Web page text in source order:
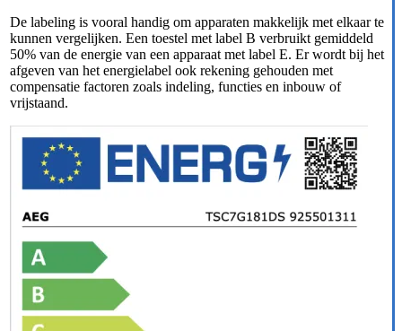
De labeling is vooral handig om apparaten makkelijk met elkaar te
kunnen vergelijken. Een toestel met label B verbruikt gemiddeld
50% van de energie van een apparaat met label E. Er wordt bij het
afgeven van het energielabel ook rekening gehouden met
compensatie factoren zoals indeling, functies en inbouw of
vrijstaand.